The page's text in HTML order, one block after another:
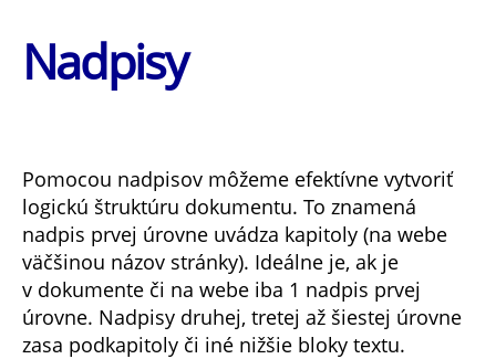
Nadpisy
Pomocou nadpisov môžeme efektívne vytvoriť
logickú štruktúru dokumentu. To znamená
nadpis prvej úrovne uvádza kapitoly (na webe
väčšinou názov stránky). Ideálne je, ak je
v dokumente či na webe iba 1 nadpis prvej
úrovne. Nadpisy druhej, tretej až šiestej úrovne
zasa podkapitoly či iné nižšie bloky textu.